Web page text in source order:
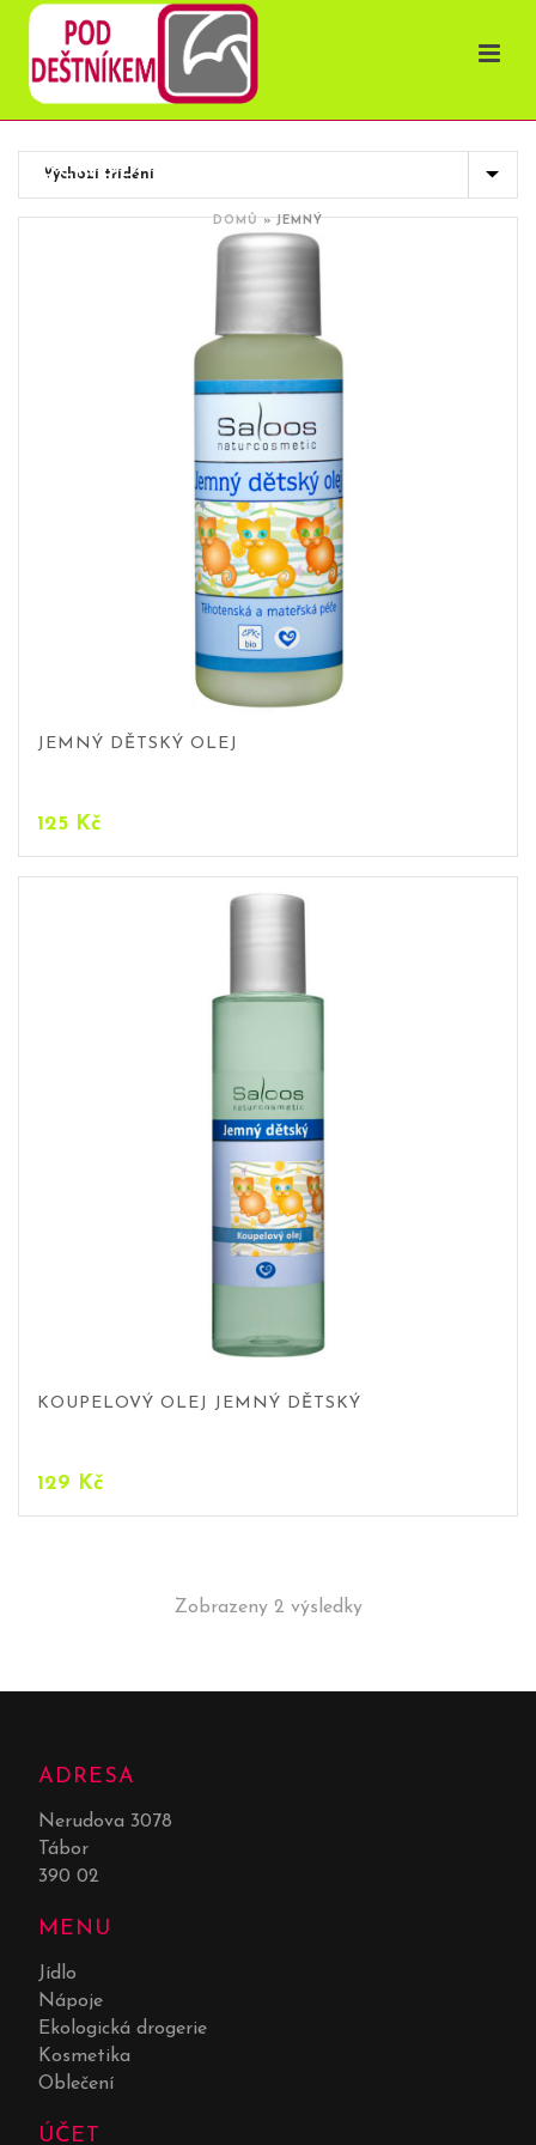
OBCHOD
DOMŮ»JEMNÝ
JEMNÝ DĚTSKÝ OLEJ
125 Kč
KOUPELOVÝ OLEJ JEMNÝ DĚTSKÝ
129 Kč
Zobrazeny 2 výsledky
ADRESA
Nerudova 3078
Tábor
390 02
MENU
Jídlo
Nápoje
Ekologická drogerie
Kosmetika
Oblečení
ÚČET